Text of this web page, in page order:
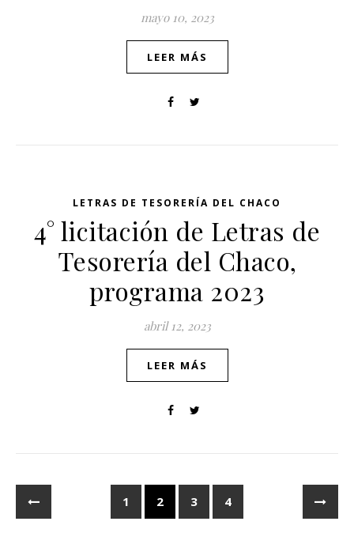
mayo 10, 2023
LEER MÁS
LETRAS DE TESORERÍA DEL CHACO
4° licitación de Letras de
Tesorería del Chaco,
programa 2023
abril 12, 2023
LEER MÁS
1 2 3 4